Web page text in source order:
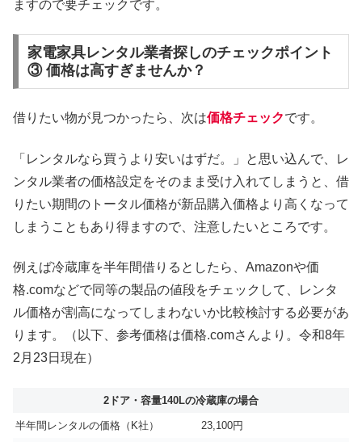
ますので要チェックです。
家電家具レンタル業者探しのチェックポイント
③ 価格は高すぎませんか？
借りたい物が見つかったら、次は価格チェックです。
「レンタルなら買うより安いはずだ。」と思い込んで、レ
ンタル業者の価格設定をそのまま受け入れてしまうと、借
りたい期間のトータル価格が新品購入価格より高くなって
しまうこともあり得ますので、注意したいところです。
例えば冷蔵庫を半年間借りるとしたら、Amazonや価
格.comなどで同等の製品の値段をチェックして、レンタ
ル価格が割高になってしまわないか比較検討する必要があ
ります。（以下、参考価格は価格.comさんより。令和8年
2月23日現在）
2ドア・容量140Lの冷蔵庫の場合
半年間レンタルの価格（K社）
23,100円